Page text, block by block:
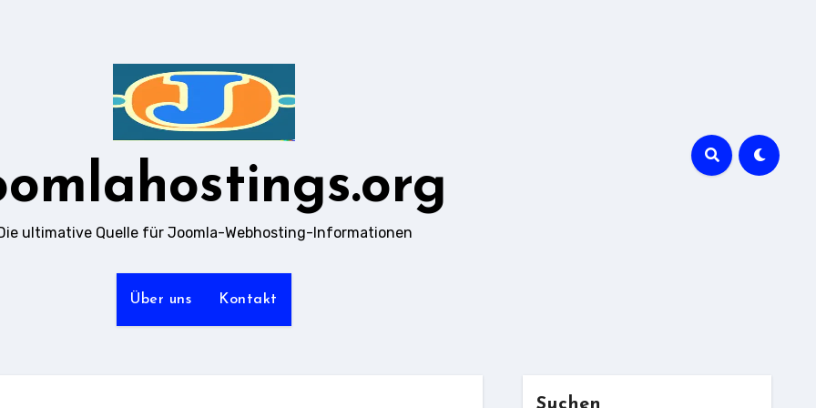
ultimative Quelle für Joomla-Webhosting-Informationen
Über uns Kontakt
Suchen